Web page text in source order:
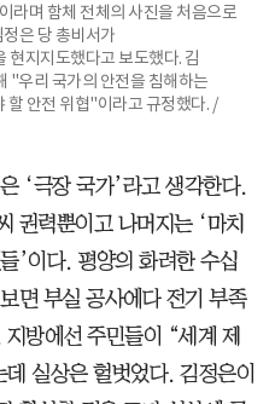
라며 함체 전체의 사진을 처음으로
은 당 총비서가
지지도했다고 보도했다. 김
"우리 국가의 안전을 침해하는
안전 위협"이라고 규정했다. /
‘극장 국가’라고 생각한다.
권력뿐이고 나머지는 ‘마치
’이다. 평양의 화려한 수십
면 부실 공사에다 전기 부족
방에선 주민들이 “세계 제
실상은 헐벗었다. 김정은이